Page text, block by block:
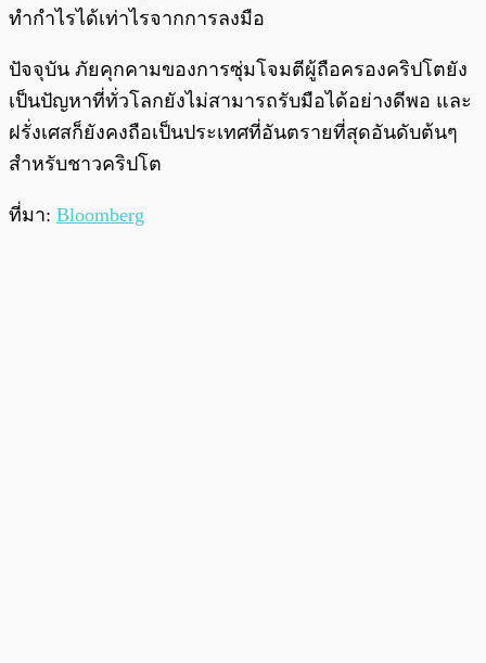
ทำกำไรได้เท่าไรจากการลงมือ
ปัจจุบัน ภัยคุกคามของการซุ่มโจมตีผู้ถือครองคริปโตยัง
เป็นปัญหาที่ทั่วโลกยังไม่สามารถรับมือได้อย่างดีพอ และ
ฝรั่งเศสก็ยังคงถือเป็นประเทศที่อันตรายที่สุดอันดับต้นๆ
สำหรับชาวคริปโต
ที่มา: Bloomberg